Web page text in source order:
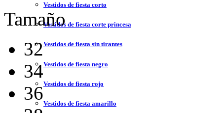
Vestidos de fiesta corto
Vestidos de fiesta corte princesa
Vestidos de fiesta sin tirantes
Vestidos de fiesta negro
Vestidos de fiesta rojo
Vestidos de fiesta amarillo
Tamaño
32
34
36